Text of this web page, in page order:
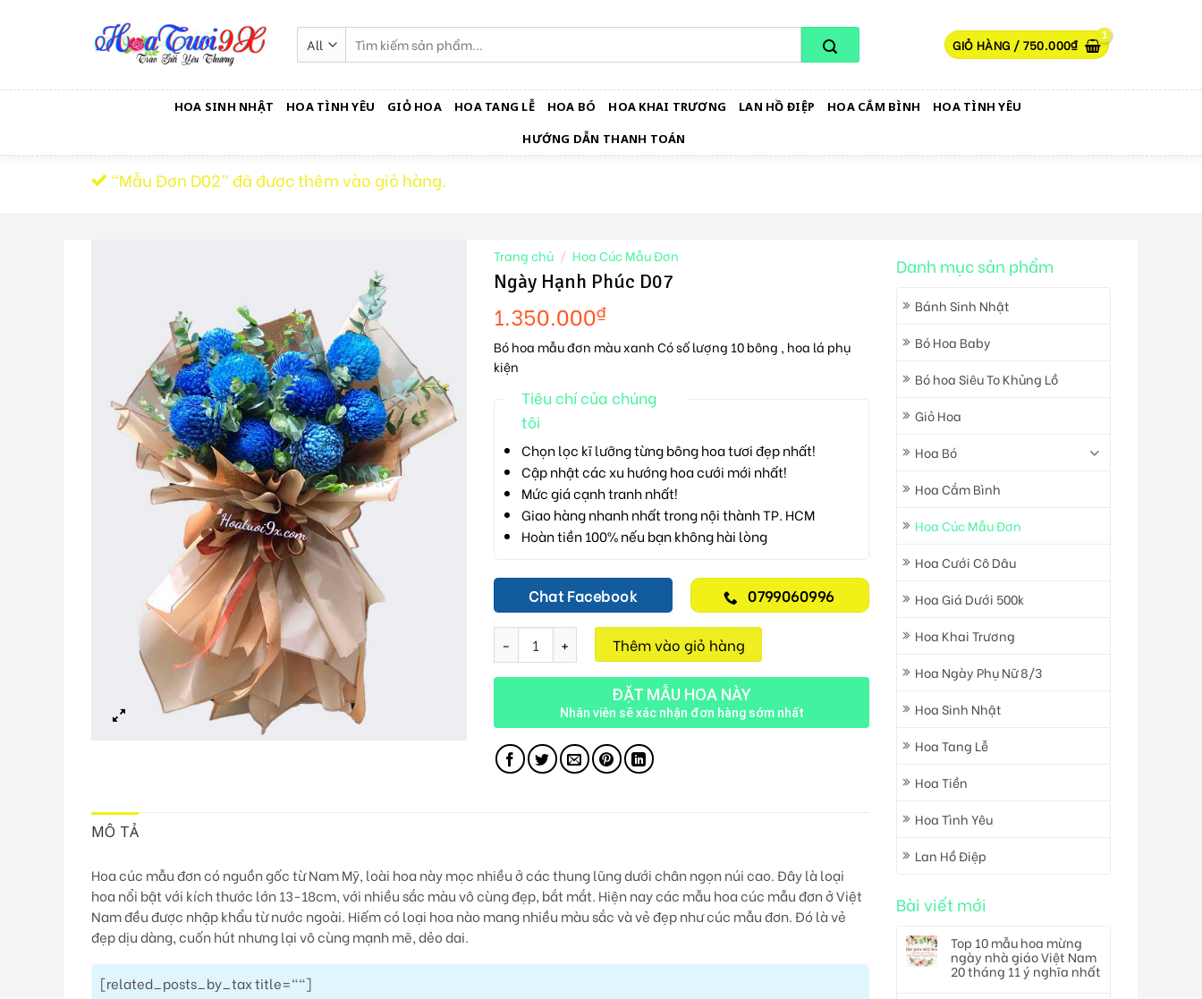
kiếm:
GIỎ HÀNG / 750.000₫
HOA SINH NHẬT HOA TÌNH YÊU GIỎ HOA HOA TANG LỄ HOA BÓ HOA KHAI TRƯƠNG LAN HỒ ĐIỆP HOA CẮM BÌNH
HOA TÌNH YÊU
HƯỚNG DẪN THANH TOÁN
“Mẫu Đơn D02” đã được thêm vào giỏ hàng.
Danh mục sản phẩm
Bánh Sinh Nhật
Bó Hoa Baby
Bó hoa Siêu To Khủng Lồ
Giỏ Hoa
Hoa Bó
Hoa Cắm Bình
Hoa Cúc Mẫu Đơn
Hoa Cưới Cô Dâu
Hoa Giá Dưới 500k
Hoa Khai Trương
Hoa Ngày Phụ Nữ 8/3
Hoa Sinh Nhật
Hoa Tang Lễ
Hoa Tiền
Hoa Tình Yêu
Lan Hồ Điệp
Bài viết mới
Top 10 mẫu hoa mừng
ngày nhà giáo Việt Nam
20 tháng 11 ý nghĩa nhất
Trang chủ / Hoa Cúc Mẫu Đơn
Ngày Hạnh Phúc D07
1.350.000₫
Bó hoa mẫu đơn màu xanh Có số lượng 10 bông , hoa lá phụ
kiện
Tiêu chí của chúng
tôi
Chọn lọc kĩ lưỡng từng bông hoa tươi đẹp nhất!
Cập nhật các xu hướng hoa cưới mới nhất!
Mức giá cạnh tranh nhất!
Giao hàng nhanh nhất trong nội thành TP. HCM
Hoàn tiền 100% nếu bạn không hài lòng
Chat Facebook 0799060996
Ngày Hạnh Phúc D07 số lượngThêm vào giỏ hàng
ĐẶT MẪU HOA NÀY
Nhân viên sẽ xác nhận đơn hàng sớm nhất
MÔ TẢ
Hoa cúc mẫu đơn có nguồn gốc từ Nam Mỹ, loài hoa này mọc nhiều ở các thung lũng dưới chân ngọn núi cao. Đây là loại
hoa nổi bật với kích thước lớn 13-18cm, với nhiều sắc màu vô cùng đẹp, bắt mắt. Hiện nay các mẫu hoa cúc mẫu đơn ở Việt
Nam đều được nhập khẩu từ nước ngoài. Hiếm có loại hoa nào mang nhiều màu sắc và vẻ đẹp như cúc mẫu đơn. Đó là vẻ
đẹp dịu dàng, cuốn hút nhưng lại vô cùng mạnh mẽ, dẻo dai.
[related_posts_by_tax title=""]